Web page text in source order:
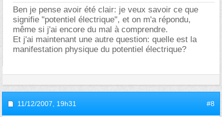
Ben je pense avoir été clair: je veux savoir ce que
signifie "potentiel électrique", et on m'a répondu,
même si j'ai encore du mal à comprendre.
Et j'ai maintenant une autre question: quelle est la
manifestation physique du potentiel électrique?
11/12/2007, 19h31 #8